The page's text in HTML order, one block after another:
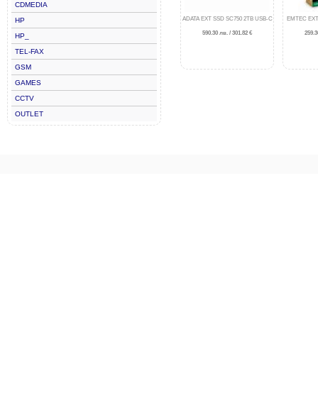
CDMEDIA
HP
HP_
TEL-FAX
GSM
GAMES
CCTV
OUTLET
ADATA EXT SSD SC750 2TB USB-C
590.30 лв. / 301.82 €
EMTEC